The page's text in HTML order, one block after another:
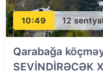
10:49 12
Qarabağa
SEVİNDİRƏCƏK